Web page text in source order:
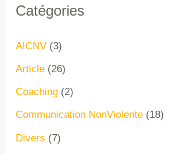
Catégories
AICNV (3)
Article (26)
Coaching (2)
Communication NonViolente (18)
Divers (7)